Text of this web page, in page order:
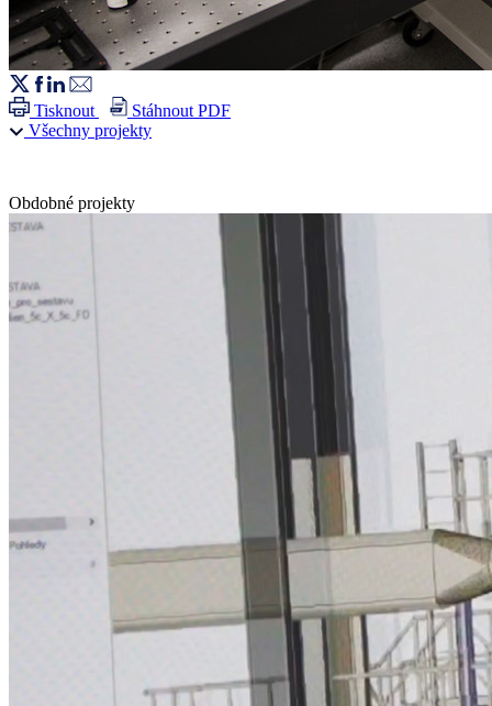
Tisknout
Stáhnout PDF
Všechny projekty
Obdobné projekty